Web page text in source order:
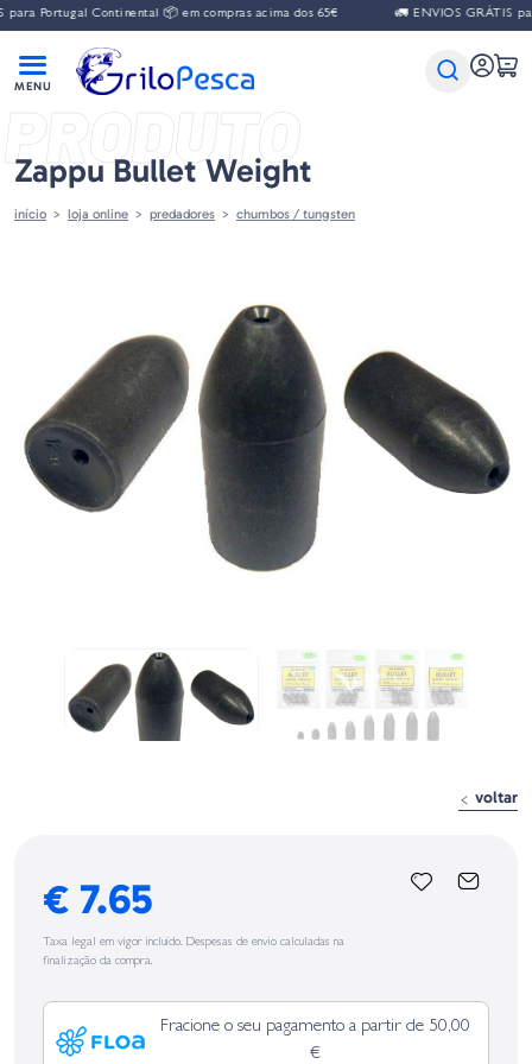
Portugal Continental 📦 em compras acima dos 65€ 🚛 ENVIOS GRÁTIS
PRODUTO
Zappu Bullet Weight
início loja online predadores chumbos / tungsten
voltar
€ 7.65
Taxa legal em vigor incluído. Despesas de envio calculadas na
finalização da compra.
Fracione o seu pagamento a partir de 50,00
€